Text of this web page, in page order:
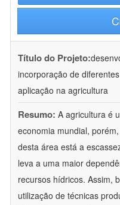
Título do Projeto:
incorporação de
aplicação na agricultura
Resumo: A agricultura é
economia mundial,
desta área está a
leva a uma maior
recursos hídricos. Assim,
utilização de técnicas